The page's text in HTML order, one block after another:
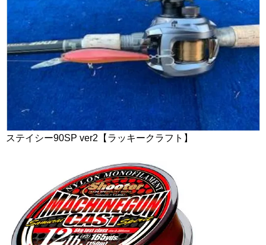
ステイシー90SP ver2【ラッキークラフト】